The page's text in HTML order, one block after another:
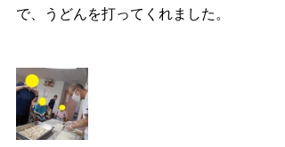
で、うどんを打ってくれました。